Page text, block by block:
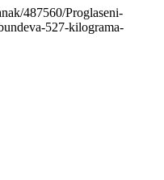
487560/Proglaseni-
527-kilograma-